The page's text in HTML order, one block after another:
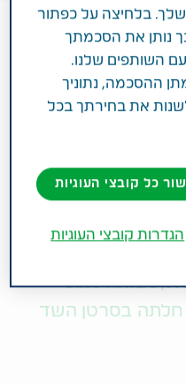
ביוכימאית, נשואה למוטי
חלתה בסרטן השד
שלך. בלחיצה על כפתור
נותן את הסכמתך
עם השותפים שלנו.
ההסכמה, נתוניך
את בחירתך בכל
כל קובצי העוגיות
הגדרות קובצי העוגיות